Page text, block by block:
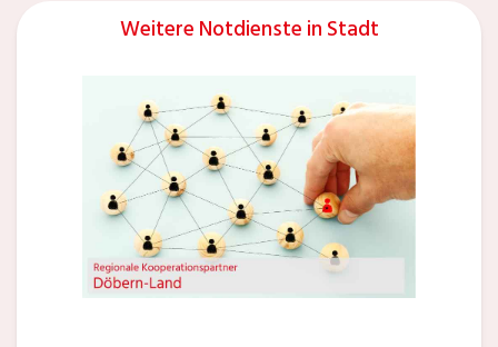
Weitere Notdienste in Stadt